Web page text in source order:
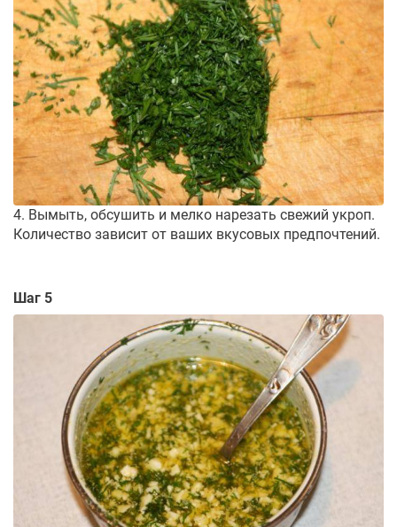
4. Вымыть, обсушить и мелко нарезать свежий укроп.
Количество зависит от ваших вкусовых предпочтений.
Шаг 5